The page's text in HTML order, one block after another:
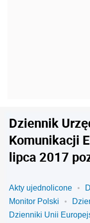
Dziennik
Komunikacji
lipca 2017
Akty ujednolicone
Monitor Polski
Dzienniki Unii